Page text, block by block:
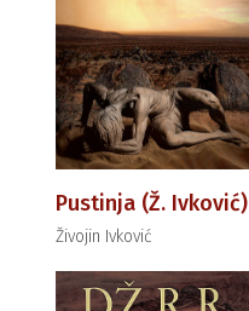
Pustinja (Ž. Ivković)
Živojin Ivković